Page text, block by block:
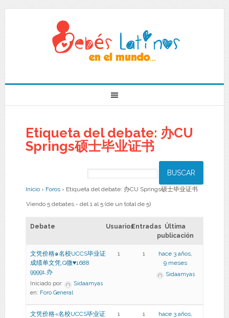
Etiqueta del debate: 办CU
Springs硕士毕业证书
Inicio › Foros › Etiqueta del debate: 办CU Springs硕士毕业证书
Viendo 5 debates - del 1 al 5 (de un total de 5)
Debate UsuariosEntradas Última
publicación
文凭价格๑名校UCCS毕业证
成绩单文凭,Q微♥1688
99991,办
Iniciado por:
Sidaamyas
en: Foro General
1 1
hace 3 años,
9 meses
Sidaamyas
文凭价格«名校UCCS毕业证
1 1
hace 3 años,